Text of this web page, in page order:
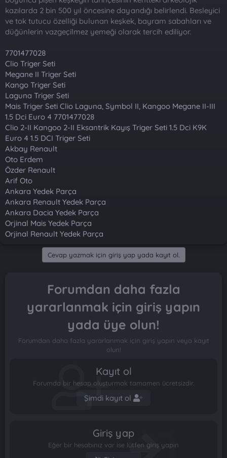
a
n
i
h
i
kazılarda 2 bin 500 yıl öncesine dayandığı belirlendi. Besleyici
ve tok tutucu özelliği bulunan keşkek, bayram sabahları ve
düğünlerin vazgeçilmez yemeği olarak tercih ediliyor.
7701477028
Clio Triger Seti
Megane II Triger Seti
Kango Triger Seti
Laguna Triger Seti
Mais Triger Seti Clio Laguna, Symbol II, Kangoo Megane II-III
1.5 Dci Euro 4 7701477028
Clio 2-II Kangoo 2-II Eksantrik Kayış Triger Seti 1.5 Dci K9K
Euro 4 1.5 DCI Triger Seti
Akbay Renault
Oto Erdem
Özder Renault
Arif Oto
Ankara Yedek Parça
Ankara Renault Yedek Parça
Ankara Dacia Yedek Parça
Orjinal Mais Yedek Parça
Orjinal Renault Yedek Parça
Cevap yazmak için giriş yap yada kayıt ol.
Forumdan daha fazla
yararlanmak için giriş yapın
yada üye olun!
Forumdan daha fazla yararlanmak için giriş yapın veya kayıt
olun!
Kayıt ol
Forumda bir hesap oluşturmak tamamen ücretsizdir.
Şimdi kayıt ol
Giriş yap
Eğer bir hesabınız var ise lütfen giriş yapın